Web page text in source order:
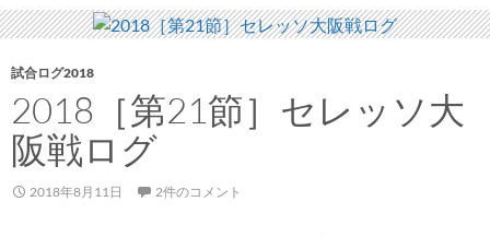
2018
試合ログ2018
2018［第21節］セレッソ大
阪戦ログ
2018年8月11日 2件のコメント